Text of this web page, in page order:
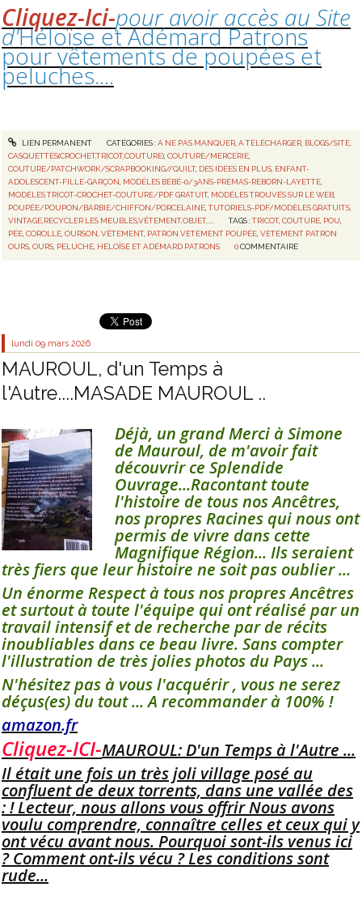
Cliquez-Ici-pour avoir accès au Site
d'Héloïse et Adémard Patrons
pour vêtements de poupées et
peluches....
LIEN PERMANENT CATÉGORIES :A NE PAS MANQUER, A TÉLÉCHARGER, BLOGS/SITE,
CASQUETTES(CROCHET,TRICOT,COUTURE),COUTURE/MERCERIE,
COUTURE/PATCHWORK/SCRAPBOOKING//QUILT, DES IDÉES EN PLUS, ENFANT-
ADOLESCENT-FILLE-GARÇON, MODÈLES BÉBÉ-0/3ANS-PRÉMAS-REBORN-LAYETTE,
MODÈLES TRICOT-CROCHET-COUTURE/PDF GRATUIT, MODÈLES TROUVÉS SUR LE WEB,
POUPÉE/POUPON/BARBIE/CHIFFON/PORCELAINE,TUTORIELS-PDF/MODÈLES GRATUITS,
VINTAGE,RECYCLER LES MEUBLES,VÊTEMENT,OBJET,....
TAGS :TRICOT,COUTURE, POU,
PÉE,COROLLE,OURSON,VÊTEMENT, PATRON VETEMENT POUPÉE,VETEMENT PATRON
OURS,OURS, PELUCHE, HÉLOÏSE ET ADÉMARD PATRONS 0 COMMENTAIRE
lundi 09 mars 2026
MAUROUL, d'un Temps à
l'Autre....MASADE MAUROUL ..
Déjà, un grand Merci à Simone
de Mauroul, de m'avoir fait
découvrir ce Splendide
Ouvrage...Racontant toute
l'histoire de tous nos Ancêtres,
nos propres Racines qui nous ont
permis de vivre dans cette
Magnifique Région... Ils seraient
très fiers que leur histoire ne soit pas oublier ...
Un énorme Respect à tous nos propres Ancêtres
et surtout à toute l'équipe qui ont réalisé par un
travail intensif et de recherche par de récits
inoubliables dans ce beau livre. Sans compter
l'illustration de très jolies photos du Pays ...
N'hésitez pas à vous l'acquérir , vous ne serez
déçus(es) du tout ... A recommander à 100% !
amazon.fr
Cliquez-ICI-MAUROUL: D'un Temps à l'Autre ...
Il était une fois un très joli village posé au
confluent de deux torrents, dans une vallée des
: ! Lecteur, nous allons vous offrir Nous avons
voulu comprendre, connaître celles et ceux qui y
ont vécu avant nous. Pourquoi sont-ils venus ici
? Comment ont-ils vécu ? Les conditions sont
rude...